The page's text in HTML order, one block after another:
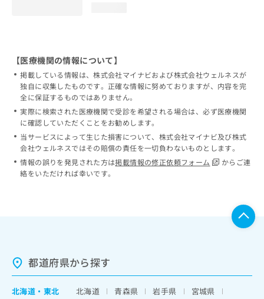
【医療機関の情報について】
掲載している情報は、株式会社マイナビおよび株式会社ウェルネスが
独自に収集したものです。正確な情報に努めておりますが、内容を完
全に保証するものではありません。
実際に検索された医療機関で受診を希望される場合は、必ず医療機関
に確認していただくことをお勧めします。
当サービスによって生じた損害について、株式会社マイナビ及び株式
会社ウェルネスではその賠償の責任を一切負わないものとします。
情報の誤りを発見された方は掲載情報の修正依頼フォーム
からご連
絡をいただければ幸いです。
都道府県から探す
北海道 ・ 東北 北海道 青森県 岩手県
宮城県